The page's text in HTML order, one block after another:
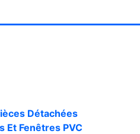
Détachées
Et Fenêtres PVC